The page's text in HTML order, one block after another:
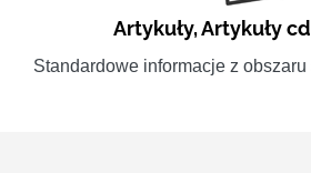
Artykuły,Artykuły
Standardowe informacje z obszaru